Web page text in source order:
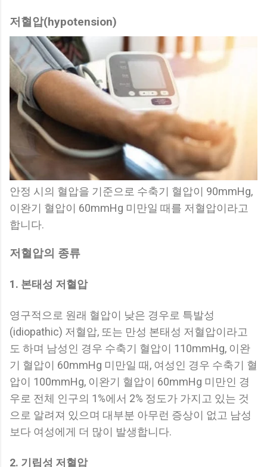
저혈압(hypotension)
안정 시의 혈압을 기준으로 수축기 혈압이 90mmHg,
이완기 혈압이 60mmHg 미만일 때를 저혈압이라고
합니다.
저혈압의 종류
1. 본태성 저혈압
영구적으로 원래 혈압이 낮은 경우로 특발성
(idiopathic) 저혈압, 또는 만성 본태성 저혈압이라고
도 하며 남성인 경우 수축기 혈압이 110mmHg, 이완
기 혈압이 60mmHg 미만일 때, 여성인 경우 수축기 혈
압이 100mmHg, 이완기 혈압이 60mmHg 미만인 경
우로 전체 인구의 1%에서 2% 정도가 가지고 있는 것
으로 알려져 있으며 대부분 아무런 증상이 없고 남성
보다 여성에게 더 많이 발생합니다.
2. 기립성 저혈압